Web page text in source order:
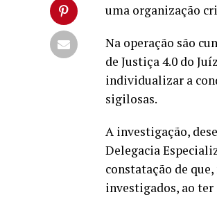
uma organização
Na operação são
de Justiça 4.0 do
individualizar a
sigilosas.
A investigação,
Delegacia
constatação de
investigados, ao